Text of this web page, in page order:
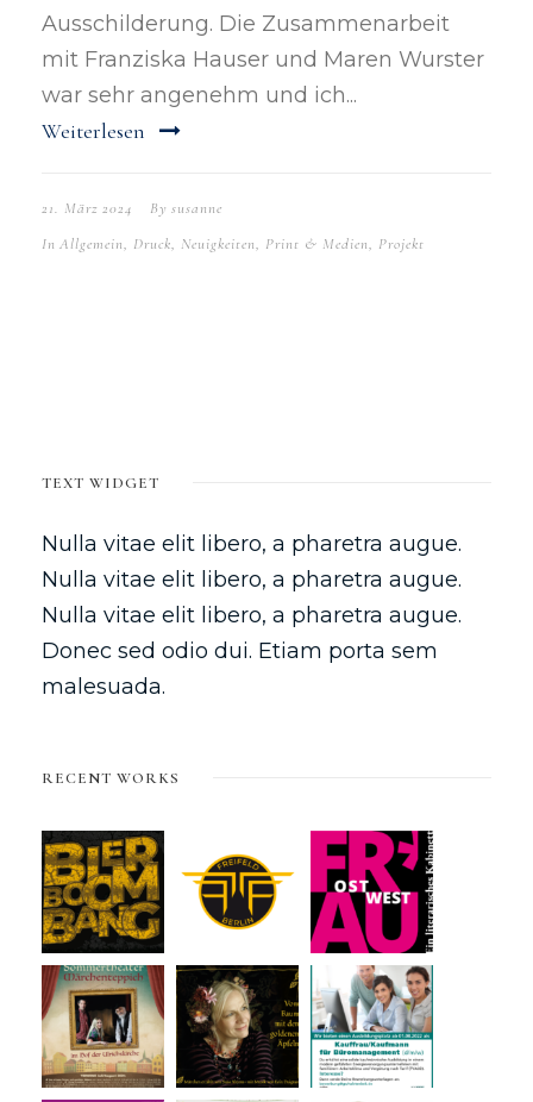
Ausschilderung. Die Zusammenarbeit
mit Franziska Hauser und Maren Wurster
war sehr angenehm und ich...
Weiterlesen
21. März 2024 By susanne
In Allgemein, Druck, Neuigkeiten, Print & Medien, Projekt
TEXT WIDGET
Nulla vitae elit libero, a pharetra augue.
Nulla vitae elit libero, a pharetra augue.
Nulla vitae elit libero, a pharetra augue.
Donec sed odio dui. Etiam porta sem
malesuada.
RECENT WORKS